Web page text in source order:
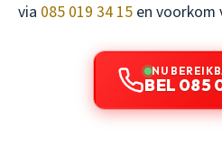
via 085 019 34 15 en voorkom
NU
BEL 085